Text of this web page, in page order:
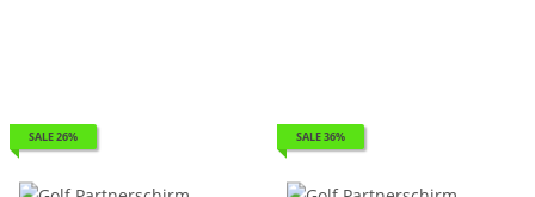
SALE 26% SALE 36%